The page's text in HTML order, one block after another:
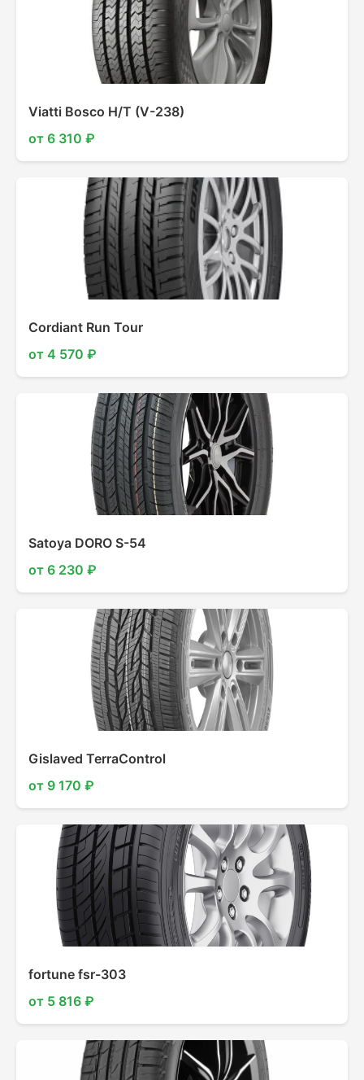
Viatti Bosco H/T (V-238)
от 6 310 ₽
Cordiant Run Tour
от 4 570 ₽
Satoya DORO S-54
от 6 230 ₽
Gislaved TerraControl
от 9 170 ₽
fortune fsr-303
от 5 816 ₽